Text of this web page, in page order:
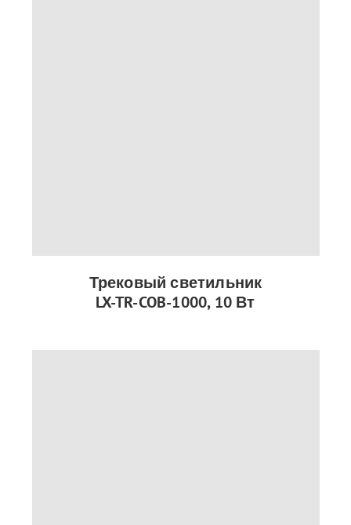
Трековый светильник
LX-TR-COB-1000, 10 Вт